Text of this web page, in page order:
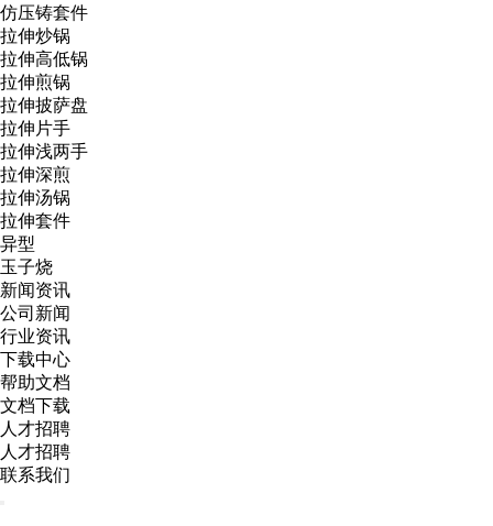
仿压铸套件
拉伸炒锅
拉伸高低锅
拉伸煎锅
拉伸披萨盘
拉伸片手
拉伸浅两手
拉伸深煎
拉伸汤锅
拉伸套件
异型
玉子烧
新闻资讯
公司新闻
行业资讯
下载中心
帮助文档
文档下载
人才招聘
人才招聘
联系我们